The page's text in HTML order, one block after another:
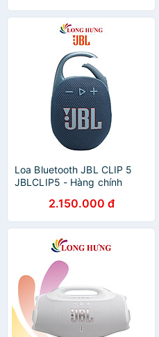
Loa Bluetooth JBL CLIP 5
JBLCLIP5 - Hàng chính
2.150.000 đ